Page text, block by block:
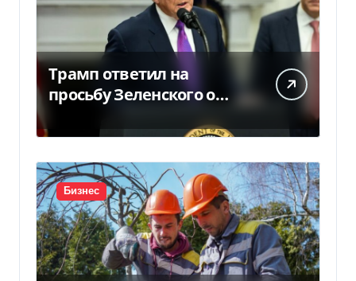
Трамп ответил на
просьбу Зеленского о
предоставлении Украине
ракет Patriot (видео)
Бизнес